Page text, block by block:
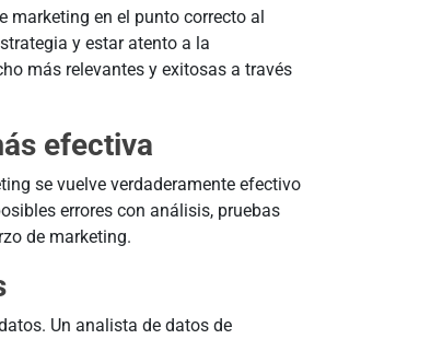
marketing en el punto correcto al
y estar atento a la
más relevantes y exitosas a través
efectiva
se vuelve verdaderamente efectivo
errores con análisis, pruebas
de marketing.
Un analista de datos de